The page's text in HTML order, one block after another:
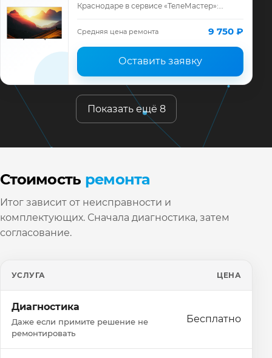
Краснодаре в сервисе «ТелеМастер»:
ремонта, запчасти и гарантия до 12
месяцев.
Средняя цена ремонта 9 750 ₽
Оставить заявку
Показать ещё 8
Стоимость ремонта
Итог зависит от неисправности и
комплектующих. Сначала диагностика, затем
согласование.
УСЛУГА ЦЕНА
Диагностика
Даже если примите решение не
ремонтировать
Бесплатно